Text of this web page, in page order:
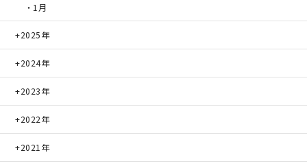
・1月
2025年
2024年
2023年
2022年
2021年